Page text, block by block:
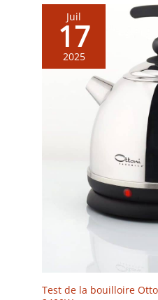
Juil
17
2025
Test de la bouilloire